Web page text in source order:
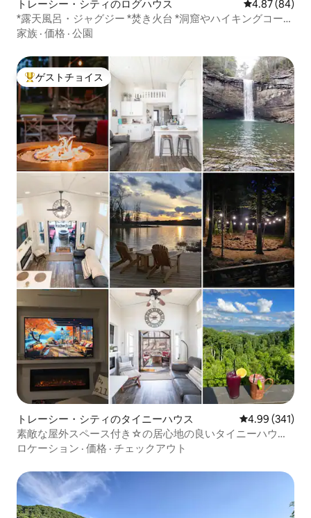
トレーシー・シティのログハウス レビュー84
4.87 (84)
*露天風呂・ジャグジー *焚き火台 *洞窟やハイキングコース
の近く！
家族 · 価格 · 公園
大好評のゲストチョイスです。
ゲストチョイス
トレーシー・シティのタイニーハウス レビュー341
4.99 (341)
素敵な屋外スペース付き☆の居心地の良いタイニーハウ
ス、4名様用
ロケーション · 価格 · チェックアウト